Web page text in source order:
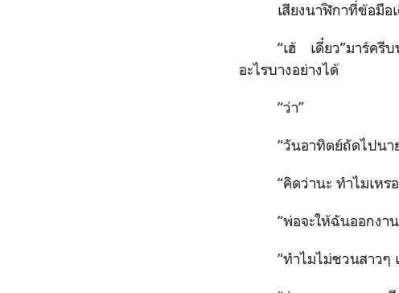
เสียงนาฬิกาที่ข้อมือ
“เฮ้ เดี๋ยว”มาร์ครี
อะไรบางอย่างได้
“ว่า”
“วันอาทิตย์ถัดไปนา
“คิดว่านะ ทำไมเห
“พ่อจะให้ฉันออกงา
“ทำไมไม่ชวนสาวๆ